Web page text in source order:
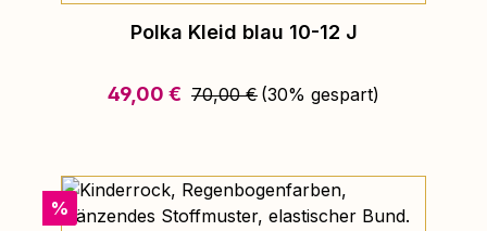
Polka Kleid blau 10-12 J
Verkaufspreis:
49,00 € Regulärer Preis:
70,00 € (30% gespart)
Rabatt
%